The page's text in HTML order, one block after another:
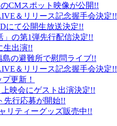
CMスポット映像が公開!!
＆リリース記念握手会決定!!
にて公開生放送決定!!
」の第1弾先行配信決定!!
生出演!!
の避難所で慰問ライブ!!
＆リリース記念握手会決定!!
更新！
映会にゲスト出演決定!!
先行応募が開始!!
リティーグッズ販売中!!